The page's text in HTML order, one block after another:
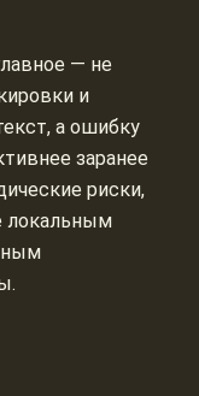
— не
и
а ошибку
заранее
риски,
локальным